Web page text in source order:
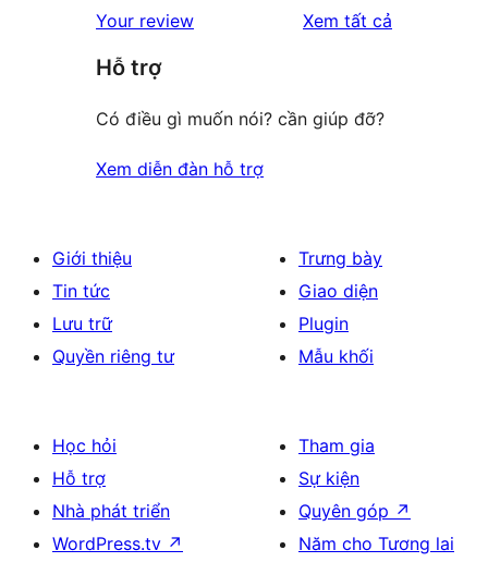
reviews
star
reviews
Your review Xem tất cả
Hỗ trợ
Có điều gì muốn nói? cần giúp đỡ?
Xem diễn đàn hỗ trợ
Giới thiệu
Tin tức
Lưu trữ
Quyền riêng tư
Trưng bày
Giao diện
Plugin
Mẫu khối
Học hỏi
Hỗ trợ
Nhà phát triển
WordPress.tv ↗
Tham gia
Sự kiện
Quyên góp ↗
Năm cho Tương lai